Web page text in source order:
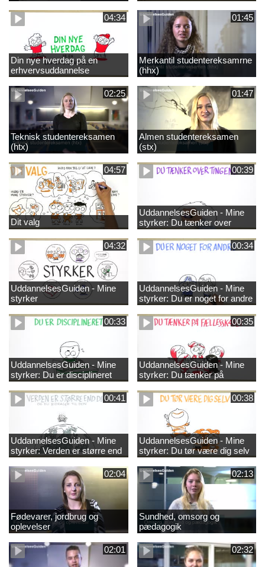
04:34
Din nye hverdag på en
erhvervsuddannelse
01:45
Merkantil studentereksamrne
(hhx)
02:25
Teknisk studentereksamen
(htx)
01:47
Almen studentereksamen
(stx)
04:57
Dit valg
00:39
UddannelsesGuiden - Mine
styrker: Du tænker over
tingene
04:32
UddannelsesGuiden - Mine
styrker
00:34
UddannelsesGuiden - Mine
styrker: Du er noget for andre
00:33
UddannelsesGuiden - Mine
styrker: Du er disciplineret
00:35
UddannelsesGuiden - Mine
styrker: Du tænker på
fællesskabet
00:41
UddannelsesGuiden - Mine
styrker: Verden er større end
dig og du bidrager til den
00:38
UddannelsesGuiden - Mine
styrker: Du tør være dig selv
02:04
Fødevarer, jordbrug og
oplevelser
02:13
Sundhed, omsorg og
pædagogik
02:01 02:32